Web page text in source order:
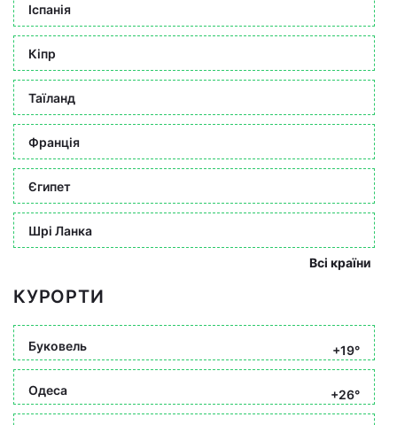
Іспанія
Кіпр
Таїланд
Франція
Єгипет
Шрі Ланка
Всі країни
КУРОРТИ
Буковель +19°
Одеса +26°